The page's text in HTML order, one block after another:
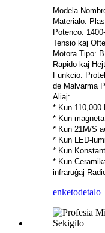
Modela
Materialo:
Potenco:
Tensio kaj
Motora Tipo:
Rapido kaj
Funkcio:
de Malvarma
Aliaj:
* Kun 110,000
* Kun
* Kun 21M/S
* Kun LED-
* Kun
* Kun
infraruĝaj
enketodetalo